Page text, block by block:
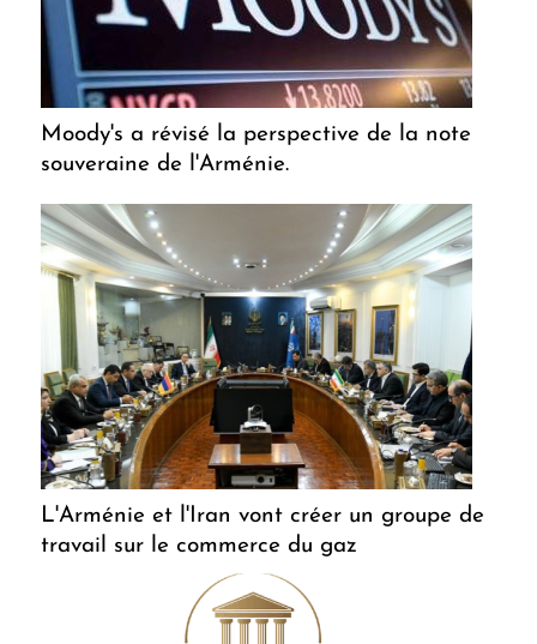
Moody's a révisé la perspective de la note
souveraine de l'Arménie.
L'Arménie et l'Iran vont créer un groupe de
travail sur le commerce du gaz